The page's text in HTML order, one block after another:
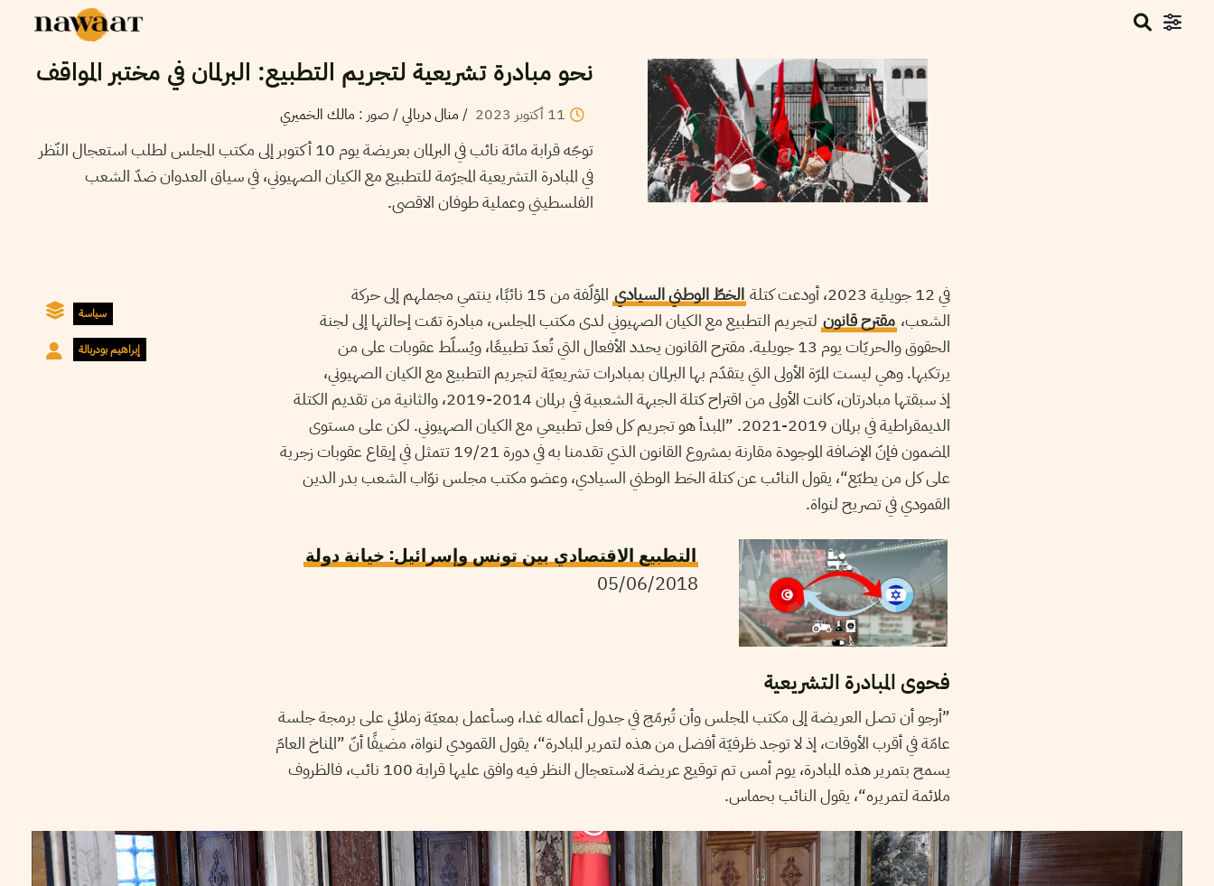
نحو مبادرة تشريعية لتجريم التطبيع: البرلمان في مختبر المواقف
11 أكتوبر 2023
/ منال دربالي/ صور : مالك الخميري
توجّه قرابة مائة نائب في البرلمان بعريضة يوم 10 أكتوبر إلى مكتب المجلس لطلب استعجال النّظر
في المبادرة التشريعية المجرّمة للتطبيع مع الكيان الصهيوني، في سياق العدوان ضدّ الشعب
الفلسطيني وعملية طوفان الاقصى.
سياسة
إبراهيم بودربالة
في 12 جويلية 2023، أودعت كتلة الخطّ الوطني السيادي
المؤلّفة من 15 نائبًا، ينتمي مجملهم إلى حركة
الشعب، مقترح قانون لتجريم التطبيع مع الكيان الصهيوني لدى مكتب المجلس، مبادرة تمّت إحالتها إلى لجنة
الحقوق والحريّات يوم 13 جويلية. مقترح القانون يحدد الأفعال التي تُعدّ تطبيعًا، ويُسلّط عقوبات على من
يرتكبها. وهي ليست المرّة الأولى التي يتقدّم بها البرلمان بمبادرات تشريعيّة لتجريم التطبيع مع الكيان الصهيوني،
إذ سبقتها مبادرتان، كانت الأولى من اقتراح كتلة الجبهة الشعبية في برلمان 2014-2019، والثانية من تقديم الكتلة
الديمقراطية في برلمان 2019-2021. ”المبدأ هو تجريم كل فعل تطبيعي مع الكيان الصهيوني. لكن على مستوى
المضمون فإنّ الإضافة الموجودة مقارنة بمشروع القانون الذي تقدمنا به في دورة 19/21 تتمثل في إيقاع عقوبات زجرية
على كل من يطبّع“، يقول النائب عن كتلة الخط الوطني السيادي، وعضو مكتب مجلس نوّاب الشعب بدر الدين
القمودي في تصريح لنواة.
التطبيع الاقتصادي بين تونس وإسرائيل: خيانة دولة
05/06/2018
فحوى المبادرة التشريعية
”أرجو أن تصل العريضة إلى مكتب المجلس وأن تُبرمَج في جدول أعماله غدا، وسأعمل بمعيّة زملائي على برمجة جلسة
عامّة في أقرب الأوقات، إذ لا توجد ظرفيّة أفضل من هذه لتمرير المبادرة“، يقول القمودي لنواة، مضيفًا أنّ ”المناخ العامّ
يسمح بتمرير هذه المبادرة، يوم أمس تم توقيع عريضة لاستعجال النظر فيه وافق عليها قرابة 100 نائب، فالظروف
ملائمة لتمريره“، يقول النائب بحماس.